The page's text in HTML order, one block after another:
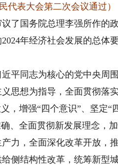
代表大会第二次会议通过）
国务院总理李强所作的
年经济社会发展的总体
同志为核心的党中央周
思想为指导，全面贯彻落
，增强“四个意识”、坚定“
、全面贯彻新发展理念，
力，全面深化改革开放，
侧结构性改革，统筹新型